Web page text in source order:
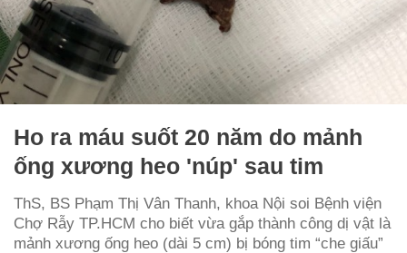
Ho ra máu suốt 20 năm do mảnh
ống xương heo 'núp' sau tim
ThS, BS Phạm Thị Vân Thanh, khoa Nội soi Bệnh viện
Chợ Rẫy TP.HCM cho biết vừa gắp thành công dị vật là
mảnh xương ống heo (dài 5 cm) bị bóng tim “che giấu”